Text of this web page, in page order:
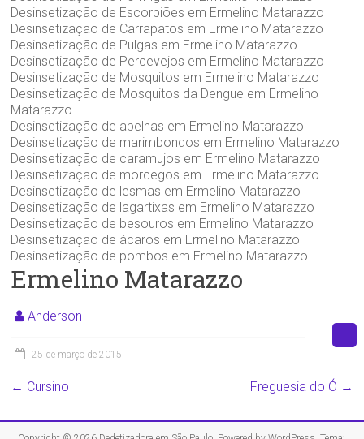
Desinsetização de Escorpiões em Ermelino Matarazzo
Desinsetização de Carrapatos em Ermelino Matarazzo
Desinsetização de Pulgas em Ermelino Matarazzo
Desinsetização de Percevejos em Ermelino Matarazzo
Desinsetização de Mosquitos em Ermelino Matarazzo
Desinsetização de Mosquitos da Dengue em Ermelino
Matarazzo
Desinsetização de abelhas em Ermelino Matarazzo
Desinsetização de marimbondos em Ermelino Matarazzo
Desinsetização de caramujos em Ermelino Matarazzo
Desinsetização de morcegos em Ermelino Matarazzo
Desinsetização de lesmas em Ermelino Matarazzo
Desinsetização de lagartixas em Ermelino Matarazzo
Desinsetização de besouros em Ermelino Matarazzo
Desinsetização de ácaros em Ermelino Matarazzo
Desinsetização de pombos em Ermelino Matarazzo
Ermelino Matarazzo
Anderson
25 de março de 2015
← Cursino Freguesia do Ó →